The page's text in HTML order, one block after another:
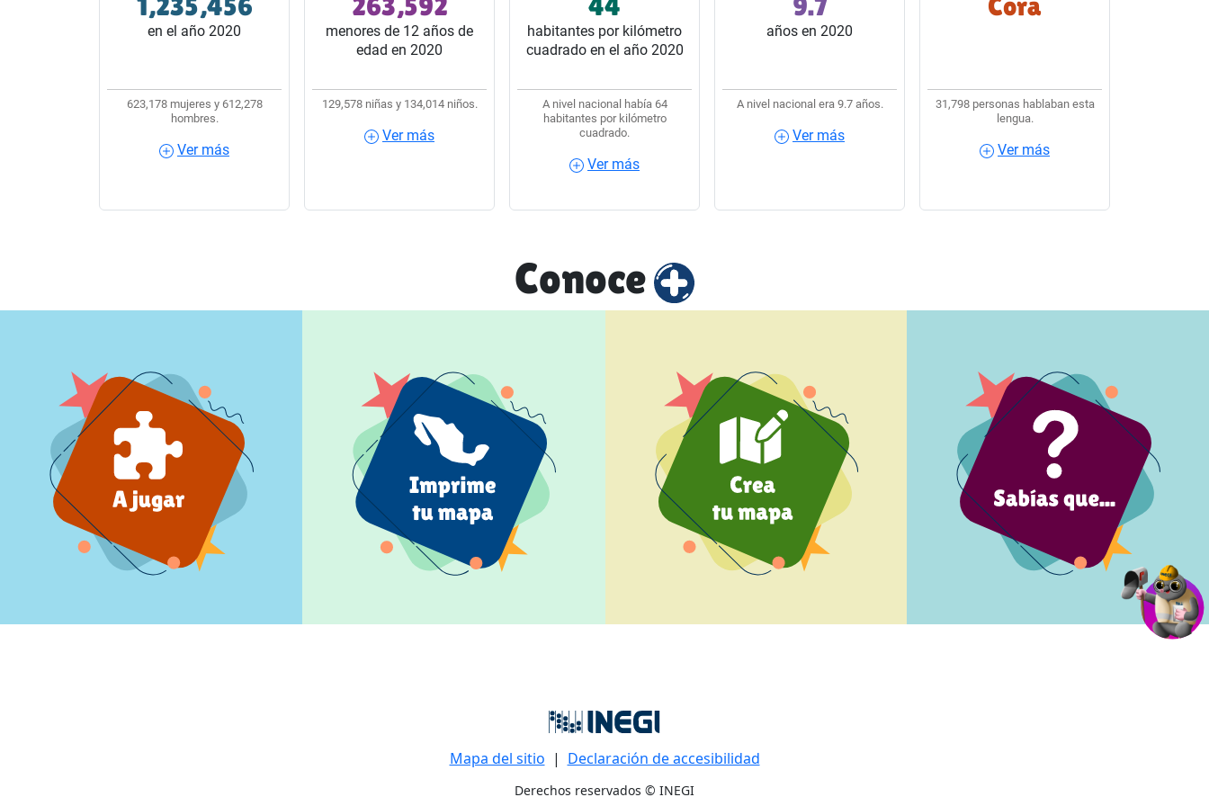
en el año 2020
623,178 mujeres y 612,278
hombres.
Ver más
32 estados del país.
Ver más
menores de 12 años de
edad en 2020
129,578 niñas y 134,014 niños.
Ver más
10 habitantes del estado.
habitantes por kilómetro
cuadrado en el año 2020
A nivel nacional había 64
habitantes por kilómetro
cuadrado.
Ver más
32 estados del país.
años en 2020
A nivel nacional era 9.7 años.
Ver más
32 estados del país.
31,798 personas hablaban esta
lengua.
Ver más
lengua indígena usaban
Ver más
Conoce
Mapa del sitio | Declaración de accesibilidad
Derechos reservados © INEGI